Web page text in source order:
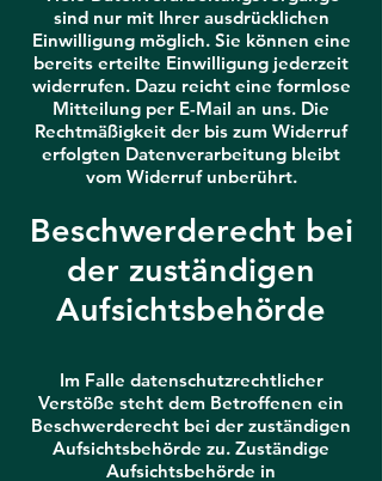
sind nur mit Ihrer ausdrücklichen
Einwilligung möglich. Sie können eine
bereits erteilte Einwilligung jederzeit
widerrufen. Dazu reicht eine formlose
Mitteilung per E-Mail an uns. Die
Rechtmäßigkeit der bis zum Widerruf
erfolgten Datenverarbeitung bleibt
vom Widerruf unberührt.
Beschwerderecht bei
der zuständigen
Aufsichtsbehörde
Im Falle datenschutzrechtlicher
Verstöße steht dem Betroffenen ein
Beschwerderecht bei der zuständigen
Aufsichtsbehörde zu. Zuständige
Aufsichtsbehörde in